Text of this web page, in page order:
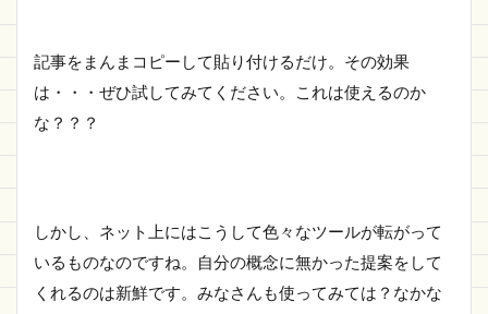
記事をまんまコピーして貼り付けるだけ。その効果
は・・・ぜひ試してみてください。これは使えるのか
な？？？
しかし、ネット上にはこうして色々なツールが転がって
いるものなのですね。自分の概念に無かった提案をして
くれるのは新鮮です。みなさんも使ってみては？なかな